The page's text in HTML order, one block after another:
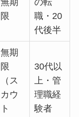
無期
限
の転
職・20
代後半
無期
限
（ス
カウ
ト
30代以
上・管
理職経
験者